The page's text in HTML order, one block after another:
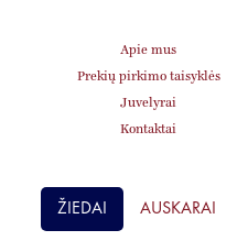
Apie mus
Prekių pirkimo taisyklės
Juvelyrai
Kontaktai
ŽIEDAI AUSKARAI